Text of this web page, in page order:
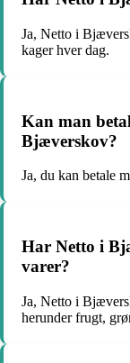
Ja, Netto i
kager hver dag.
Kan man
Bjæverskov?
Ja, du kan betale
Har Netto i
varer?
Ja, Netto i
herunder frugt,